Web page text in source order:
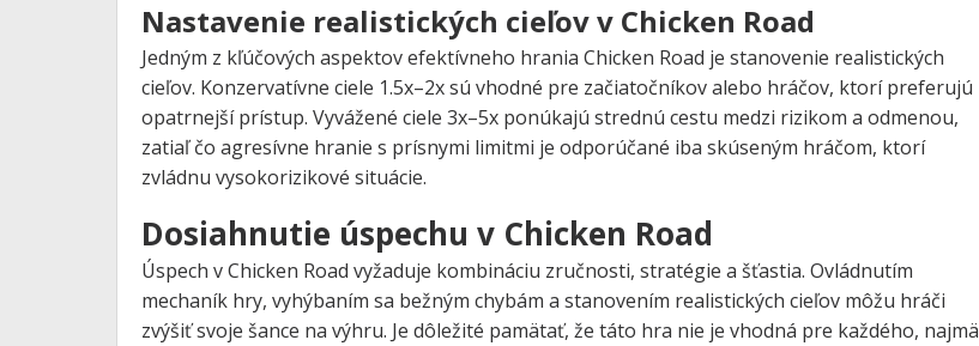
Nastavenie realistických cieľov v Chicken Road
Jedným z kľúčových aspektov efektívneho hrania Chicken Road je stanovenie realistických
cieľov. Konzervatívne ciele 1.5x–2x sú vhodné pre začiatočníkov alebo hráčov, ktorí preferujú
opatrnejší prístup. Vyvážené ciele 3x–5x ponúkajú strednú cestu medzi rizikom a odmenou,
zatiaľ čo agresívne hranie s prísnymi limitmi je odporúčané iba skúseným hráčom, ktorí
zvládnu vysokorizikové situácie.
Dosiahnutie úspechu v Chicken Road
Úspech v Chicken Road vyžaduje kombináciu zručnosti, stratégie a šťastia. Ovládnutím
mechaník hry, vyhýbaním sa bežným chybám a stanovením realistických cieľov môžu hráči
zvýšiť svoje šance na výhru. Je dôležité pamätať, že táto hra nie je vhodná pre každého, najmä